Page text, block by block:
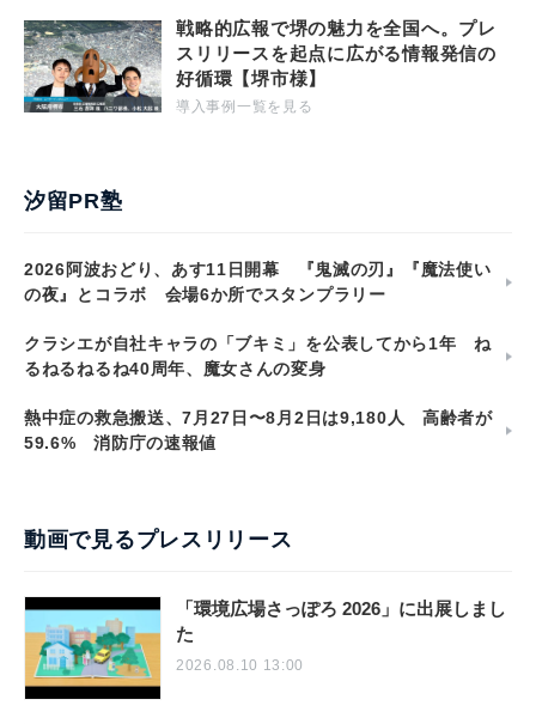
戦略的広報で堺の魅力を全国へ。プレ
スリリースを起点に広がる情報発信の
好循環【堺市様】
導入事例一覧を見る
汐留PR塾
2026阿波おどり、あす11日開幕 『鬼滅の刃』『魔法使い
の夜』とコラボ 会場6か所でスタンプラリー
クラシエが自社キャラの「ブキミ」を公表してから1年 ね
るねるねるね40周年、魔女さんの変身
熱中症の救急搬送、7月27日〜8月2日は9,180人 高齢者が
59.6% 消防庁の速報値
動画で見るプレスリリース
「環境広場さっぽろ 2026」に出展しまし
た
2026.08.10 13:00